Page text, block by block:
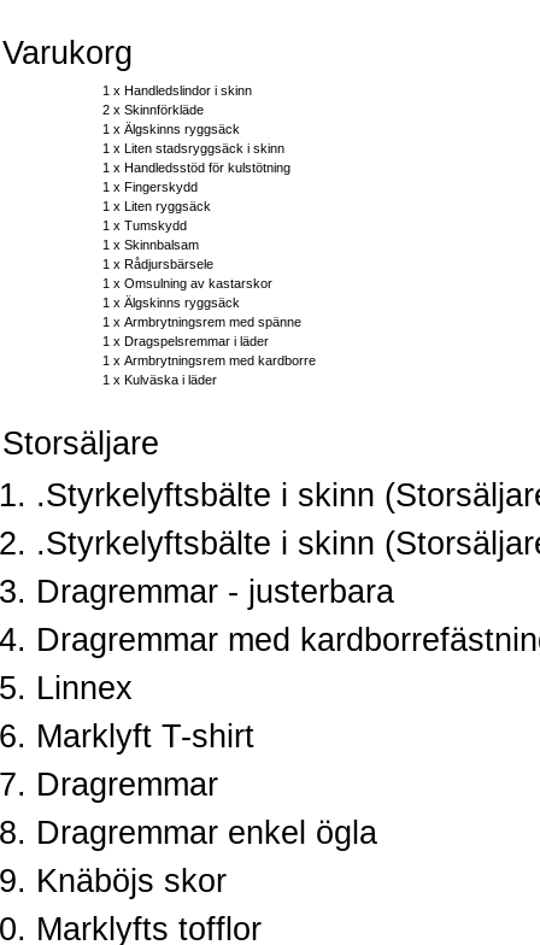
Varukorg
1 x Handledslindor i skinn
2 x Skinnförkläde
1 x Älgskinns ryggsäck
1 x Liten stadsryggsäck i skinn
1 x Handledsstöd för kulstötning
1 x Fingerskydd
1 x Liten ryggsäck
1 x Tumskydd
1 x Skinnbalsam
1 x Rådjursbärsele
1 x Omsulning av kastarskor
1 x Älgskinns ryggsäck
1 x Armbrytningsrem med spänne
1 x Dragspelsremmar i läder
1 x Armbrytningsrem med kardborre
1 x Kulväska i läder
Storsäljare
.Styrkelyftsbälte i skinn
.Styrkelyftsbälte i skinn
Dragremmar - justerbara
Dragremmar med
Linnex
Marklyft T-shirt
Dragremmar
Dragremmar enkel ögla
Knäböjs skor
Marklyfts tofflor